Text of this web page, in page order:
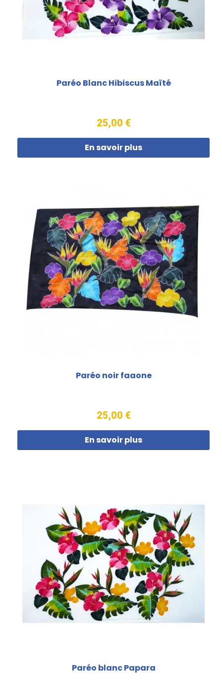
Paréo Blanc Hibiscus Maïté
25,00 €
En savoir plus
Paréo noir faaone
25,00 €
En savoir plus
Paréo blanc Papara